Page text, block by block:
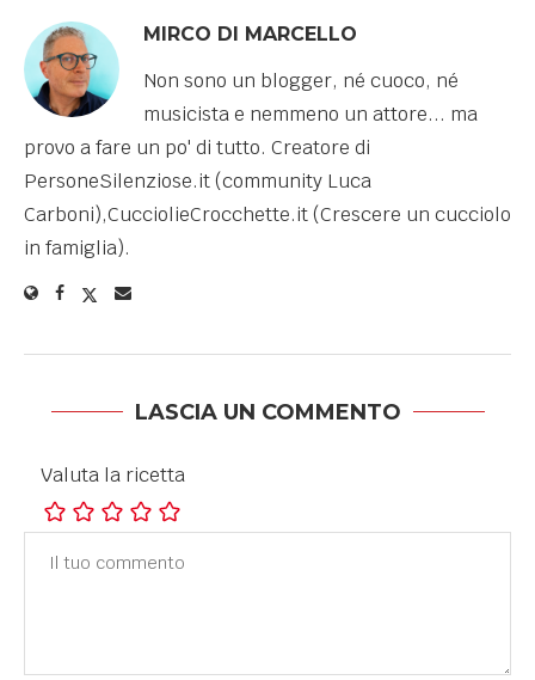
MIRCO DI MARCELLO
Non sono un blogger, né cuoco, né
musicista e nemmeno un attore... ma
provo a fare un po' di tutto. Creatore di
PersoneSilenziose.it (community Luca
Carboni),CucciolieCrocchette.it (Crescere un cucciolo
in famiglia).
LASCIA UN COMMENTO
Valuta la ricetta